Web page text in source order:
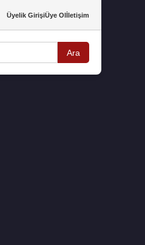
Üyelik GirişiÜye Olİletişim
Ara